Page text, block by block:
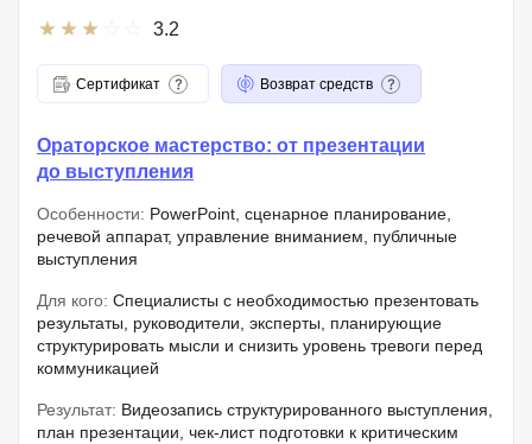
3.2
Сертификат Возврат средств
Ораторское мастерство: от презентации
до выступления
Особенности: PowerPoint, сценарное планирование,
речевой аппарат, управление вниманием, публичные
выступления
Для кого: Специалисты с необходимостью презентовать
результаты, руководители, эксперты, планирующие
структурировать мысли и снизить уровень тревоги перед
коммуникацией
Результат: Видеозапись структурированного выступления,
план презентации, чек-лист подготовки к критическим